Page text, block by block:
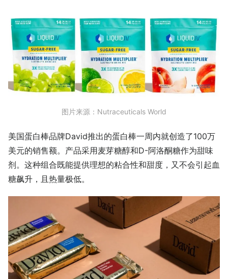
图片来源：Nutraceuticals World
美国蛋白棒品牌David推出的蛋白棒一周内就创造了100万
美元的销售额。产品采用麦芽糖醇和D-阿洛酮糖作为甜味
剂。这种组合既能提供理想的粘合性和甜度，又不会引起血
糖飙升，且热量极低。